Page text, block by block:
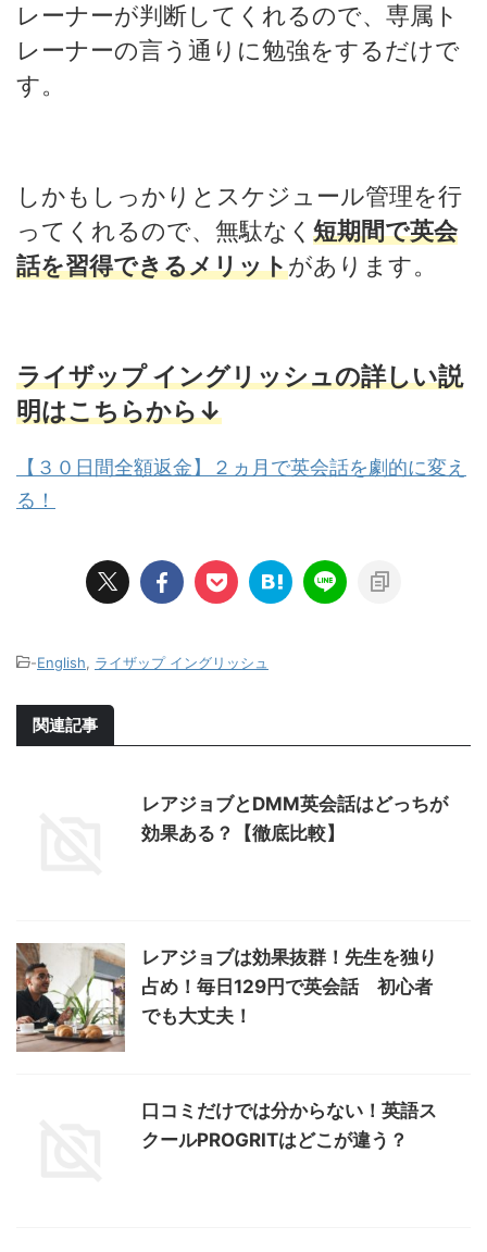
レーナーが判断してくれるので、専属ト
レーナーの言う通りに勉強をするだけで
す。
しかもしっかりとスケジュール管理を行
ってくれるので、無駄なく 短期間で英会
話を習得できるメリットがあります。
ライザップ イングリッシュの詳しい説
明はこちらから↓
【３０日間全額返金】２ヵ月で英会話を劇的に変え
る！
-English ライザップ イングリッシュ
関連記事
レアジョブとDMM英会話はどっちが
効果ある？【徹底比較】
レアジョブは効果抜群！先生を独り
占め！毎日129円で英会話 初心者
でも大丈夫！
口コミだけでは分からない！英語ス
クールPROGRITはどこが違う？